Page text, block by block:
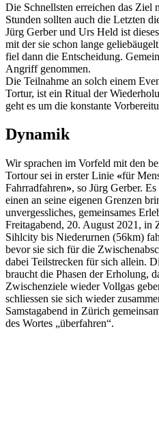
Die Schnellsten erreichen das Ziel
Stunden sollten auch die Letzten
Jürg Gerber und Urs Held ist
mit der sie schon lange
fiel dann die Entscheidung.
Angriff genommen.
Die Teilnahme an solch einem
Tortur, ist ein Ritual der
geht es um die konstante
Dynamik
Wir sprachen im Vorfeld mit den
Tortour sei in erster Linie «für
Fahrradfahren», so Jürg Gerber.
einen an seine eigenen Grenzen
unvergessliches, gemeinsames
Freitagabend, 20. August 2021, in
Sihlcity bis Niederurnen (56km)
bevor sie sich für die
dabei Teilstrecken für sich allein.
braucht die Phasen der Erholung,
Zwischenziele wieder Vollgas
schliessen sie sich wieder
Samstagabend in Zürich
des Wortes „überfahren“.